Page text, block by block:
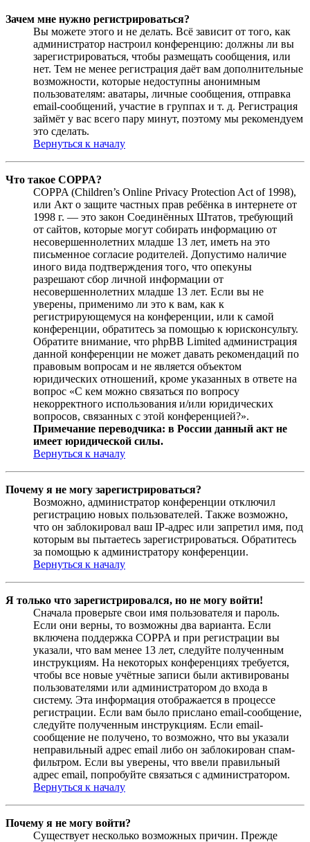
Зачем мне нужно регистрироваться?
Вы можете этого и не делать. Всё зависит от того, как
администратор настроил конференцию: должны ли вы
зарегистрироваться, чтобы размещать сообщения, или
нет. Тем не менее регистрация даёт вам дополнительные
возможности, которые недоступны анонимным
пользователям: аватары, личные сообщения, отправка
email-сообщений, участие в группах и т. д. Регистрация
займёт у вас всего пару минут, поэтому мы рекомендуем
это сделать.
Вернуться к началу
Что такое COPPA?
COPPA (Children’s Online Privacy Protection Act of 1998),
или Акт о защите частных прав ребёнка в интернете от
1998 г. — это закон Соединённых Штатов, требующий
от сайтов, которые могут собирать информацию от
несовершеннолетних младше 13 лет, иметь на это
письменное согласие родителей. Допустимо наличие
иного вида подтверждения того, что опекуны
разрешают сбор личной информации от
несовершеннолетних младше 13 лет. Если вы не
уверены, применимо ли это к вам, как к
регистрирующемуся на конференции, или к самой
конференции, обратитесь за помощью к юрисконсульту.
Обратите внимание, что phpBB Limited администрация
данной конференции не может давать рекомендаций по
правовым вопросам и не является объектом
юридических отношений, кроме указанных в ответе на
вопрос «С кем можно связаться по вопросу
некорректного использования и/или юридических
вопросов, связанных с этой конференцией?».
Примечание переводчика: в России данный акт не
имеет юридической силы.
Вернуться к началу
Почему я не могу зарегистрироваться?
Возможно, администратор конференции отключил
регистрацию новых пользователей. Также возможно,
что он заблокировал ваш IP-адрес или запретил имя, под
которым вы пытаетесь зарегистрироваться. Обратитесь
за помощью к администратору конференции.
Вернуться к началу
Я только что зарегистрировался, но не могу войти!
Сначала проверьте свои имя пользователя и пароль.
Если они верны, то возможны два варианта. Если
включена поддержка COPPA и при регистрации вы
указали, что вам менее 13 лет, следуйте полученным
инструкциям. На некоторых конференциях требуется,
чтобы все новые учётные записи были активированы
пользователями или администратором до входа в
систему. Эта информация отображается в процессе
регистрации. Если вам было прислано email-сообщение,
следуйте полученным инструкциям. Если email-
сообщение не получено, то возможно, что вы указали
неправильный адрес email либо он заблокирован спам-
фильтром. Если вы уверены, что ввели правильный
адрес email, попробуйте связаться с администратором.
Вернуться к началу
Почему я не могу войти?
Существует несколько возможных причин. Прежде